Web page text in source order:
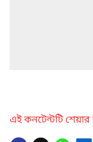
এই কনটেন্টটি